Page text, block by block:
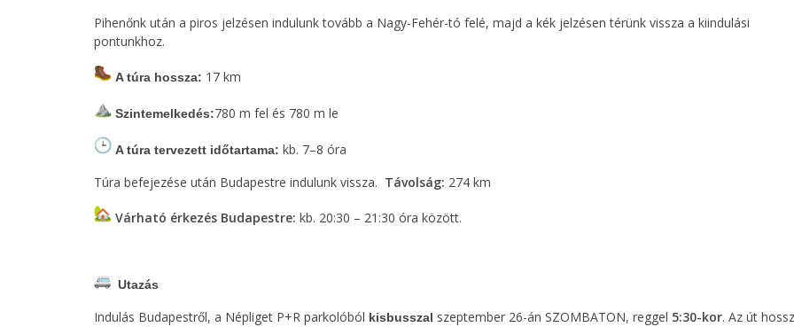
Pihenőnk után a piros jelzésen indulunk tovább a Nagy-Fehér-tó felé, majd a kék jelzésen térünk vissza a kiindulási
pontunkhoz.
A túra hossza: 17 km
Szintemelkedés:780 m fel és 780 m le
A túra tervezett időtartama: kb. 7–8 óra
Túra befejezése után Budapestre indulunk vissza. Távolság: 274 km
Várható érkezés Budapestre: kb. 20:30 – 21:30 óra között.
Utazás
Indulás Budapestről, a Népliget P+R parkolóból kisbusszal szeptember 26-án SZOMBATON, reggel 5:30-kor. Az út